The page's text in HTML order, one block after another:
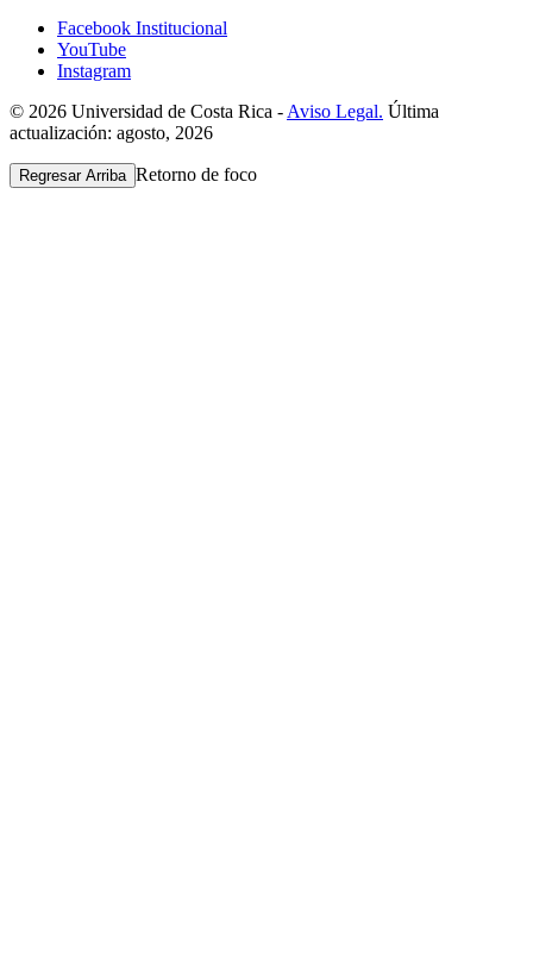
Facebook Institucional
YouTube
Instagram
© 2026 Universidad de Costa Rica - Aviso Legal. Última
actualización: agosto, 2026
Regresar Arriba Retorno de foco